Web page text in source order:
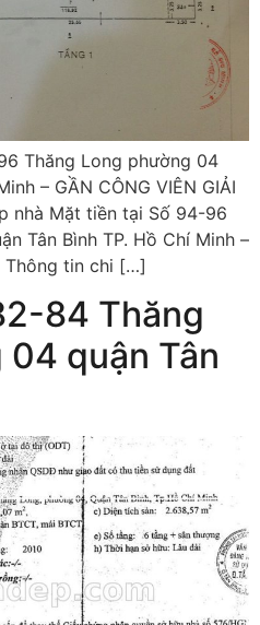
Thăng Long phường 04
– GẦN CÔNG VIÊN GIẢI
nhà Mặt tiền tại Số 94-96
Tân Bình TP. Hồ Chí Minh –
Thông tin chi […]
84 Thăng
quận Tân